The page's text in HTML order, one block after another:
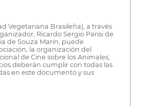
Vegetariana Brasileña), a través
Ricardo Sergio Parisi de
de Souza Marin, puede
la organización del
de Cine sobre los Animales,
deberán cumplir con todas las
en este documento y sus